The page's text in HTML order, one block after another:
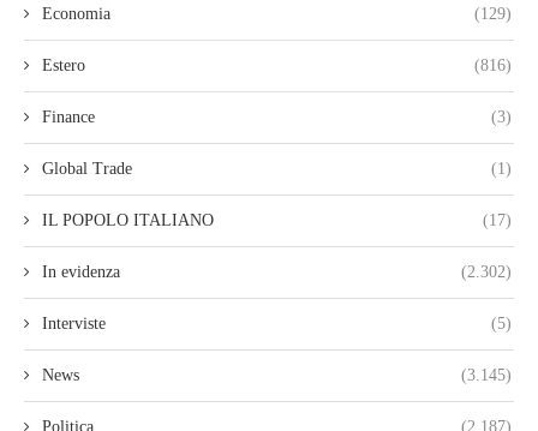
Economia (129)
Estero (816)
Finance (3)
Global Trade (1)
IL POPOLO ITALIANO (17)
In evidenza (2.302)
Interviste (5)
News (3.145)
Politica (2.187)